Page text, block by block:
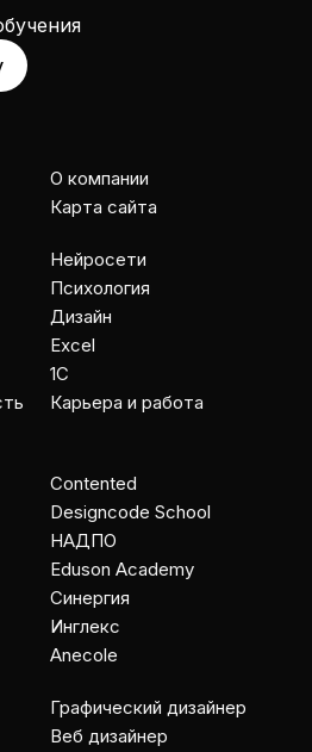
О компании
Карта сайта
Нейросети
Психология
Дизайн
Excel
1C
Карьера и работа
Contented
Designcode School
НАДПО
Eduson Academy
Cинергия
Инглекс
Anecole
Графический дизайнер
Веб дизайнер